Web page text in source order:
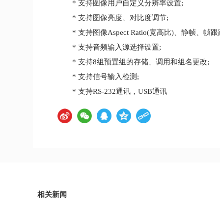
* 支持图像用户自定义分辨率设置;
* 支持图像亮度、对比度调节;
* 支持图像Aspect Ratio(宽高比)、静帧、帧跟
* 支持音频输入源选择设置;
* 支持8组预置组的存储、调用和组名更改;
* 支持信号输入检测;
* 支持RS-232通讯，USB通讯
相关新闻